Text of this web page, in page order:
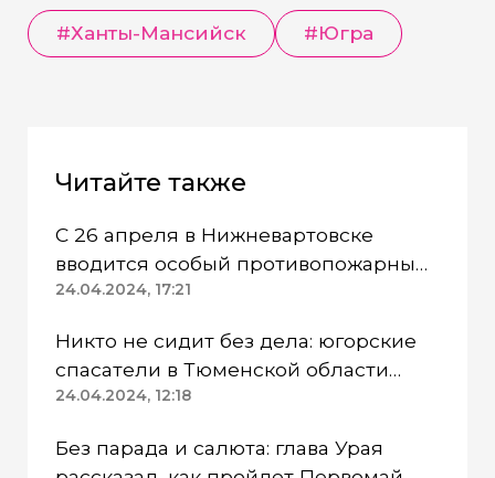
#Ханты-Мансийск #Югра
Читайте также
С 26 апреля в Нижневартовске
вводится особый противопожарный
режим
24.04.2024, 17:21
Никто не сидит без дела: югорские
спасатели в Тюменской области
работают в две смены
24.04.2024, 12:18
Без парада и салюта: глава Урая